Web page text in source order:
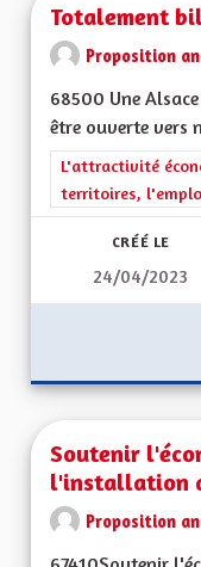
Totalement
Proposition
68500 Une
être ouverte vers
Filtrer les
L'attractivité
territoires,
CRÉÉ LE
24/04/2023
Soutenir
l'installation
Proposition